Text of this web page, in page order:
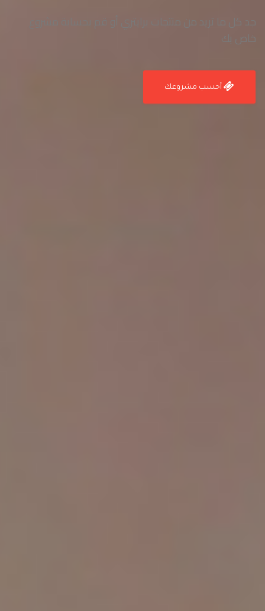
جد كل ما تريد من منتجات برايتري أو قم بحسابة مشروع
خاص بك
أحسب مشروعك